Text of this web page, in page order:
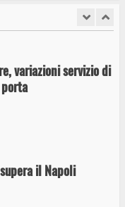
il Napoli
il ladro seriale